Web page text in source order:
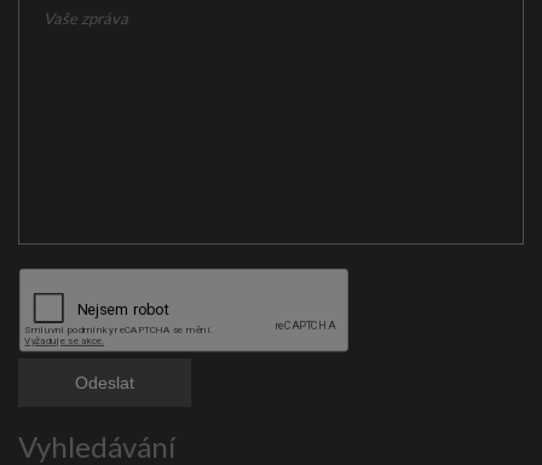
Vyhledávání